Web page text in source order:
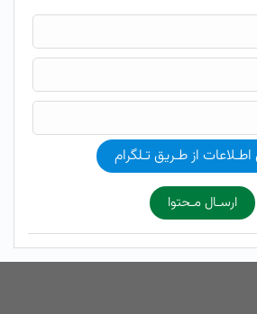
اطـلاعات از طـریق تـلگرام
ارسـال مـحتوا